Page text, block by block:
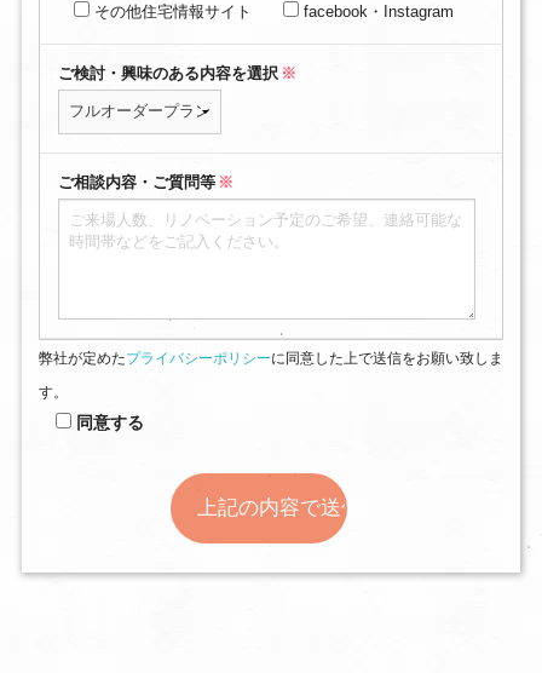
その他住宅情報サイト
facebook・Instagram
ご検討・興味のある内容を選択 ※
ご相談内容・ご質問等 ※
弊社が定めたプライバシーポリシーに同意した上で送信をお願い致しま
す。
同意する